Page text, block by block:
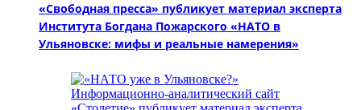
«Свободная пресса» публикует материал эксперта
Института Богдана Пожарского «НАТО в
Ульяновске: мифы и реальные намерения»